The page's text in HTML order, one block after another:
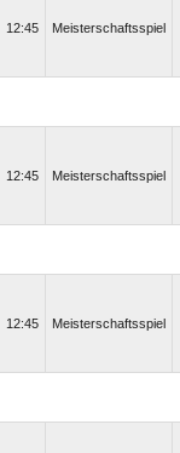
12:45 Meisterschaftsspiel
12:45 Meisterschaftsspiel
12:45 Meisterschaftsspiel